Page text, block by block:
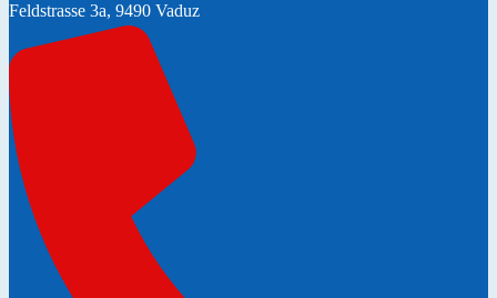
Feldstrasse 3a, 9490 Vaduz